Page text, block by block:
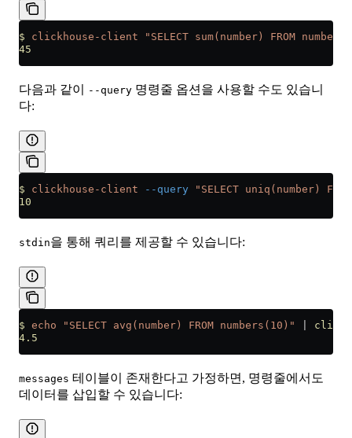
$ clickhouse-client "SELECT sum(number) FROM
45
다음과 같이 --query 명령줄 옵션을 사용할 수도 있습니
다:
$ clickhouse-client --query "SELECT uniq(number)
10
stdin을 통해 쿼리를 제공할 수 있습니다:
$ echo "SELECT avg(number) FROM numbers(10)"
4.5
messages 테이블이 존재한다고 가정하면, 명령줄에서도
데이터를 삽입할 수 있습니다: